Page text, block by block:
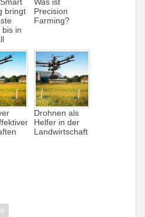
bringt
bis in
Precision
Farming?
Drohnen als
Helfer in der
Landwirtschaft